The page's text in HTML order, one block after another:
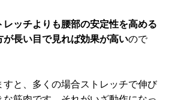
レッチよりも腰部の安定性を高める
が長い目で見れば効果が高いので
すと、多くの場合ストレッチで伸び